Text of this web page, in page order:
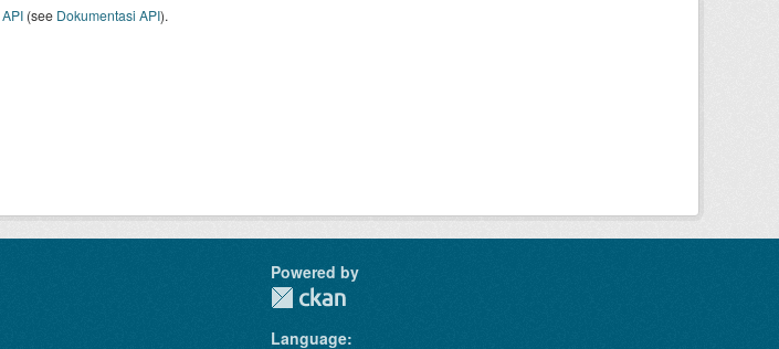
API(see Dokumentasi API).
Powered by
Language